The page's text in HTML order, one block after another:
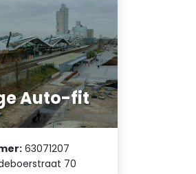
Auto-fit
63071207
70